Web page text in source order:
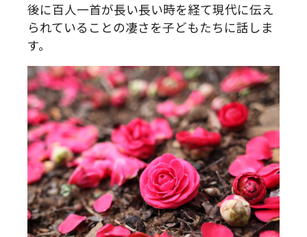
後に百人一首が長い長い時を経て現代に伝え
られていることの凄さを子どもたちに話しま
す。